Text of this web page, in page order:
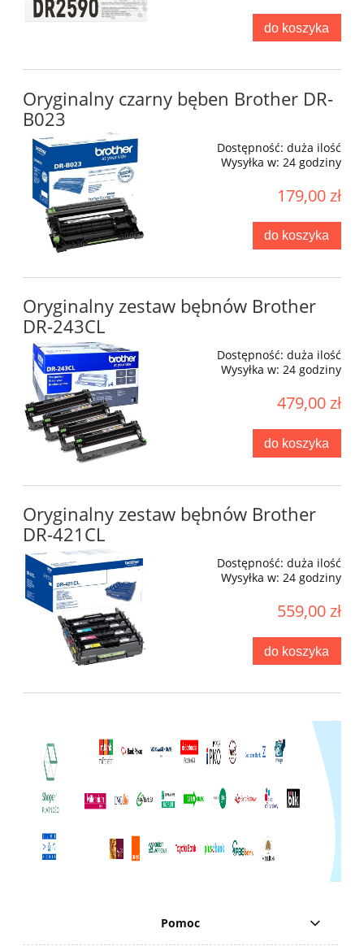
do koszyka
Oryginalny czarny bęben Brother DR-
B023
Dostępność: duża ilość
Wysyłka w: 24 godziny
179,00 zł
do koszyka
Oryginalny zestaw bębnów Brother
DR-243CL
Dostępność: duża ilość
Wysyłka w: 24 godziny
479,00 zł
do koszyka
Oryginalny zestaw bębnów Brother
DR-421CL
Dostępność: duża ilość
Wysyłka w: 24 godziny
559,00 zł
do koszyka
Pomoc